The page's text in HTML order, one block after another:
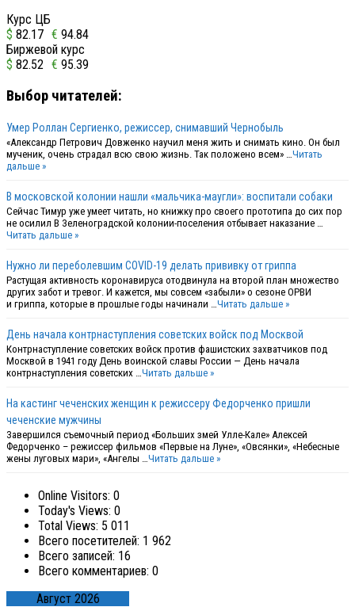
Курс ЦБ
$ 82.17 € 94.84
Биржевой курс
$ 82.52 € 95.39
Выбор читателей:
Умер Роллан Сергиенко, режиссер, снимавший Чернобыль
«Александр Петрович Довженко научил меня жить и снимать кино. Он был
мученик, очень страдал всю свою жизнь. Так положено всем» … Читать
дальше »
В московской колонии нашли «мальчика-маугли»: воспитали собаки
Сейчас Тимур уже умеет читать, но книжку про своего прототипа до сих пор
не осилил В Зеленоградской колонии-поселения отбывает наказание …
Читать дальше »
Нужно ли переболевшим COVID-19 делать прививку от гриппа
Растущая активность коронавируса отодвинула на второй план множество
других забот и тревог. И кажется, мы совсем «забыли» о сезоне ОРВИ
и гриппа, которые в прошлые годы начинали … Читать дальше »
День начала контрнаступления советских войск под Москвой
Контрнаступление советских войск против фашистских захватчиков под
Москвой в 1941 году День воинской славы России — День начала
контрнаступления советских … Читать дальше »
На кастинг чеченских женщин к режиссеру Федорченко пришли
чеченские мужчины
Завершился съемочный период «Больших змей Улле-Кале» Алексей
Федорченко – режиссер фильмов «Первые на Луне», «Овсянки», «Небесные
жены луговых мари», «Ангелы … Читать дальше »
Online Visitors: 0
Today's Views: 0
Total Views: 5 011
Всего посетителей: 1 962
Всего записей: 16
Всего комментариев: 0
Август 2026